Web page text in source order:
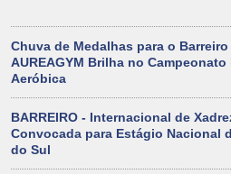
Chuva de Medalhas para o Barreiro
AUREAGYM Brilha no
Aeróbica
BARREIRO - Internacional de
Convocada para Estágio Nacional
do Sul